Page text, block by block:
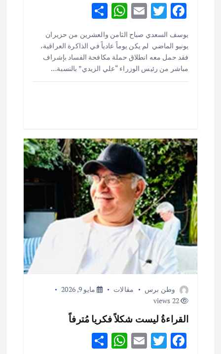
F
ac
e
b
o
T
it
te
r
E
m
ai
l
W
h
at
s
A
S
ar
e
يوسف السعدي صباح الثامن والعشرين من حزيران
يونيو الماضي لم يكن يوماً عادياً في الذاكرة العراقية،
فقد حمل معه انطلاق حملة مكافحة الفساد بإشراف
مباشر من رئيس الوزراء “علي الزيدي” بالنسبة…
وطن برس مقالات
مايو 9, 2026
22 views
القراءةُ ليست شكلاً فكريا مُترفاً
F
T
E
W
S